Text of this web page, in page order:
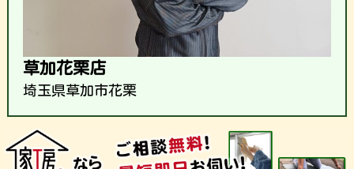
草加花栗店
埼玉県草加市花栗